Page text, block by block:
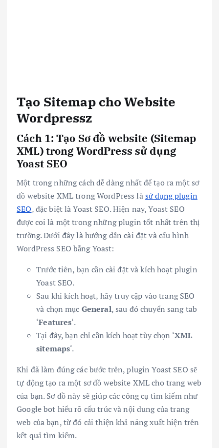
Tạo Sitemap cho Website
Wordpressz
Cách 1: Tạo Sơ đồ website (Sitemap
XML) trong WordPress sử dụng
Yoast SEO
Một trong những cách dễ dàng nhất để tạo ra một sơ
đồ website XML trong WordPress làsử dụng plugin
SEO, đặc biệt là Yoast SEO. Hiện nay, Yoast SEO
được coi là một trong những plugin tốt nhất trên thị
trường. Dưới đây là hướng dẫn cài đặt và cấu hình
WordPress SEO bằng Yoast:
Trước tiên, bạn cần cài đặt và kích hoạt plugin
Yoast SEO.
Sau khi kích hoạt, hãy truy cập vào trang SEO
và chọn mục General, sau đó chuyển sang tab
‘Features‘.
Tại đây, bạn chỉ cần kích hoạt tùy chọn ‘XML
sitemaps‘.
Khi đã làm đúng các bước trên, plugin Yoast SEO sẽ
tự động tạo ra một sơ đồ website XML cho trang web
của bạn. Sơ đồ này sẽ giúp các công cụ tìm kiếm như
Google bot hiểu rõ cấu trúc và nội dung của trang
web của bạn, từ đó cải thiện khả năng xuất hiện trên
kết quả tìm kiếm.